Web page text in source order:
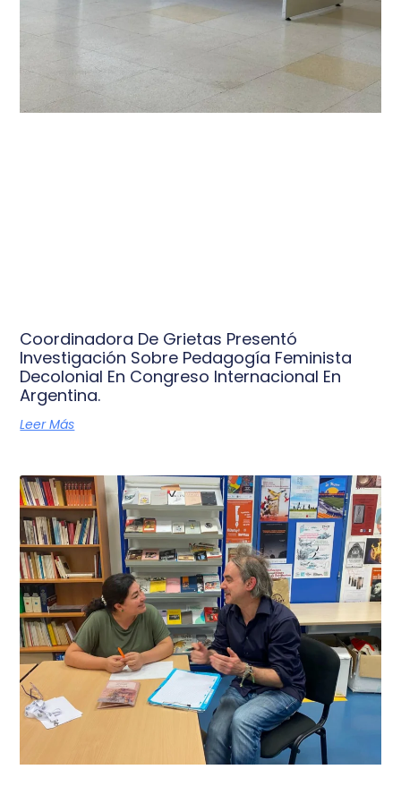
Coordinadora De Grietas Presentó
Investigación Sobre Pedagogía Feminista
Decolonial En Congreso Internacional En
Argentina.
Leer Más